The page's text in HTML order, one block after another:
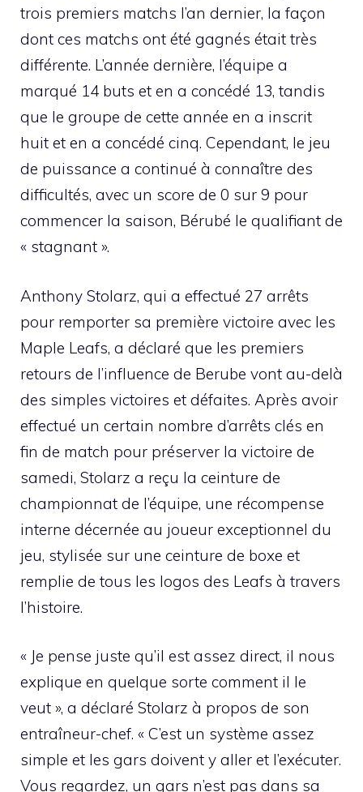
trois premiers matchs l’an dernier, la façon
dont ces matchs ont été gagnés était très
différente. L’année dernière, l’équipe a
marqué 14 buts et en a concédé 13, tandis
que le groupe de cette année en a inscrit
huit et en a concédé cinq. Cependant, le jeu
de puissance a continué à connaître des
difficultés, avec un score de 0 sur 9 pour
commencer la saison, Bérubé le qualifiant de
« stagnant ».
Anthony Stolarz, qui a effectué 27 arrêts
pour remporter sa première victoire avec les
Maple Leafs, a déclaré que les premiers
retours de l’influence de Berube vont au-delà
des simples victoires et défaites. Après avoir
effectué un certain nombre d’arrêts clés en
fin de match pour préserver la victoire de
samedi, Stolarz a reçu la ceinture de
championnat de l’équipe, une récompense
interne décernée au joueur exceptionnel du
jeu, stylisée sur une ceinture de boxe et
remplie de tous les logos des Leafs à travers
l’histoire.
« Je pense juste qu’il est assez direct, il nous
explique en quelque sorte comment il le
veut », a déclaré Stolarz à propos de son
entraîneur-chef. « C’est un système assez
simple et les gars doivent y aller et l’exécuter.
Vous regardez, un gars n’est pas dans sa